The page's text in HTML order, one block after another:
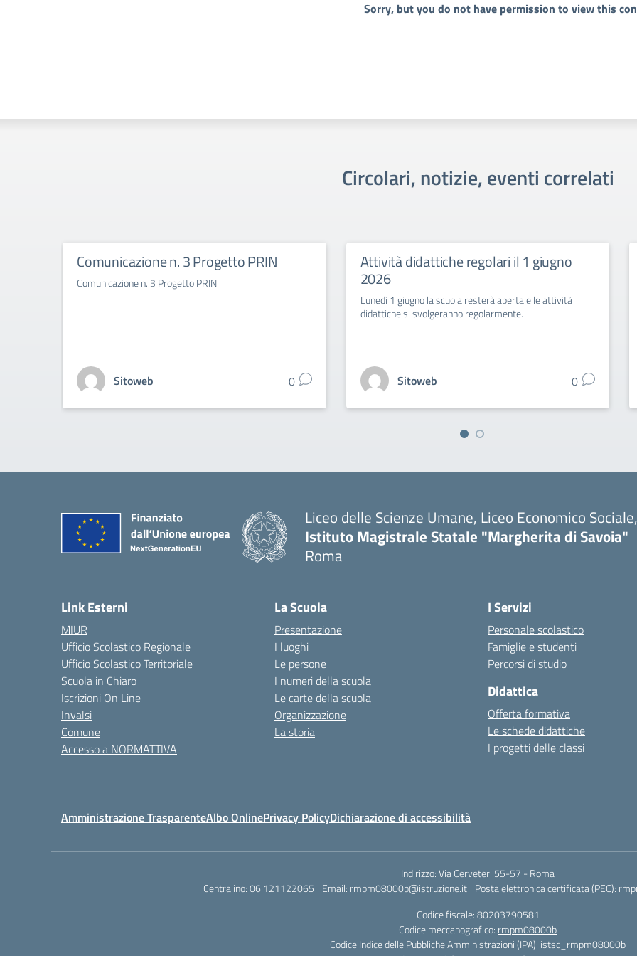
Sorry, but you do not have permission to view this
Circolari, notizie, eventi correlati
Comunicazione n. 3 Progetto PRIN
Comunicazione n. 3 Progetto PRIN
Sitoweb 0
Attività didattiche regolari il 1 giugno
2026
Lunedì 1 giugno la scuola resterà aperta e le attività
didattiche si svolgeranno regolarmente.
Sitoweb 0
Liceo delle Scienze Umane, Liceo Economico
Istituto Magistrale Statale "Margherita di Savoia"
Roma
Link Esterni
MIUR
Ufficio Scolastico Regionale
Ufficio Scolastico Territoriale
Scuola in Chiaro
Iscrizioni On Line
Invalsi
Comune
Accesso a NORMATTIVA
La Scuola
Presentazione
I luoghi
Le persone
I numeri della scuola
Le carte della scuola
Organizzazione
La storia
I Servizi
Personale scolastico
Famiglie e studenti
Percorsi di studio
Didattica
Offerta formativa
Le schede didattiche
I progetti delle classi
Amministrazione TrasparenteAlbo OnlinePrivacy PolicyDichiarazione di accessibilità
Indirizzo:Via Cerveteri 55-57 - Roma
Centralino:06 121122065 Email: rmpm08000b@istruzione.it Posta elettronica certificata (PEC):
Codice fiscale: 80203790581
Codice meccanografico: rmpm08000b
Codice Indice delle Pubbliche Amministrazioni (IPA): istsc_rmpm08000b